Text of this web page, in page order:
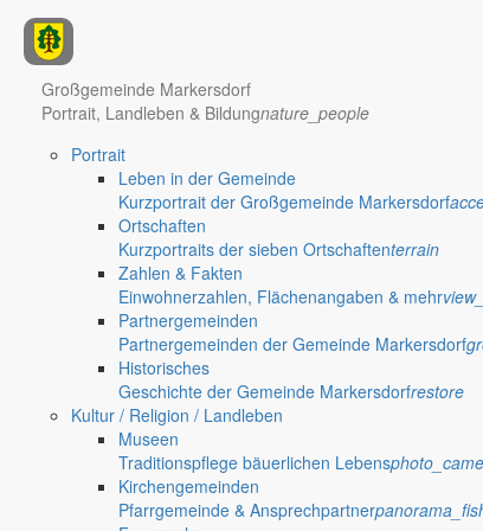
Hotel Nürnberg
anzeigen@gemeinde-markersdorf.de
Großgemeinde Markersdorf
Portrait, Landleben & Bildungnature_people
Portrait
Leben in der Gemeinde
Kurzportrait der Großgemeinde Markersdorf
Ortschaften
Kurzportraits der sieben Ortschaftenterrain
Zahlen & Fakten
Einwohnerzahlen, Flächenangaben & mehr
Partnergemeinden
Partnergemeinden der Gemeinde Markersdorf
Historisches
Geschichte der Gemeinde Markersdorfrestore
Kultur / Religion / Landleben
Museen
Traditionspflege bäuerlichen Lebens
Kirchengemeinden
Pfarrgemeinde & Ansprechpartner
Deutsch-Paulsdorf